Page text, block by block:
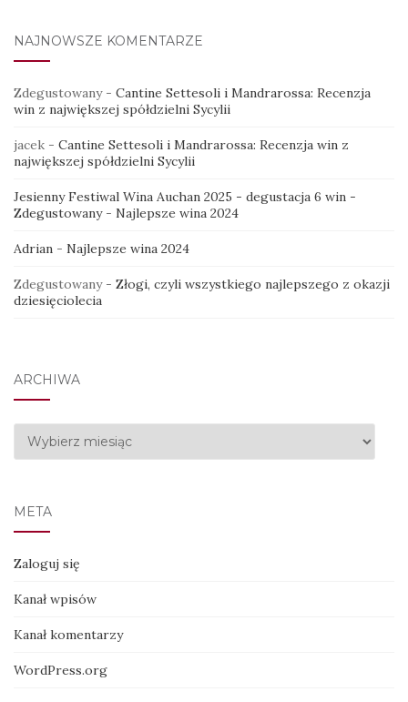
NAJNOWSZE KOMENTARZE
Zdegustowany- Cantine Settesoli i Mandrarossa: Recenzja
win z największej spółdzielni Sycylii
jacek - Cantine Settesoli i Mandrarossa: Recenzja win z
największej spółdzielni Sycylii
Jesienny Festiwal Wina Auchan 2025 - degustacja 6 win -
Zdegustowany- Najlepsze wina 2024
Adrian - Najlepsze wina 2024
Zdegustowany- Złogi, czyli wszystkiego najlepszego z okazji
dziesięciolecia
ARCHIWA
Archiwa
META
Zaloguj się
Kanał wpisów
Kanał komentarzy
WordPress.org